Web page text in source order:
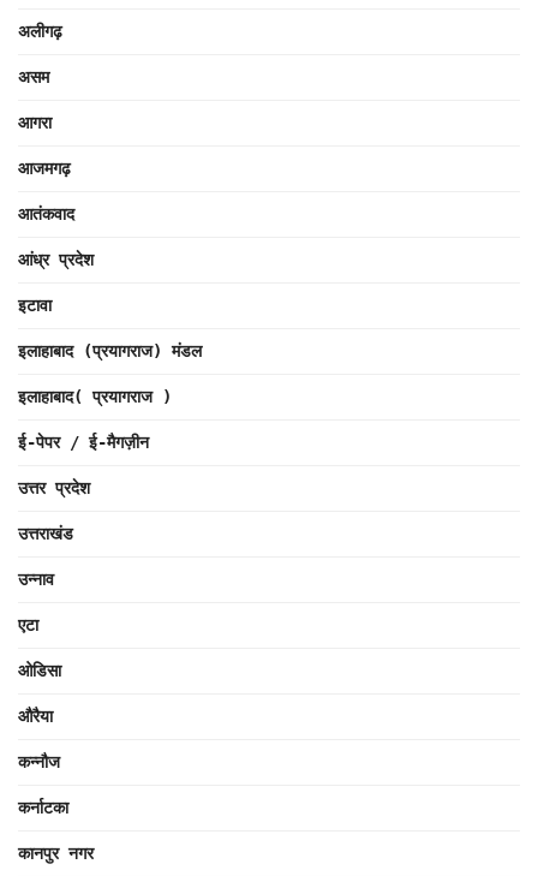
अलीगढ़
असम
आगरा
आजमगढ़
आतंकवाद
आंध्र प्रदेश
इटावा
इलाहाबाद (प्रयागराज) मंडल
इलाहाबाद( प्रयागराज )
ई-पेपर / ई-मैगज़ीन
उत्तर प्रदेश
उत्तराखंड
उन्नाव
एटा
ओडिसा
औरैया
कन्नौज
कर्नाटका
कानपुर नगर